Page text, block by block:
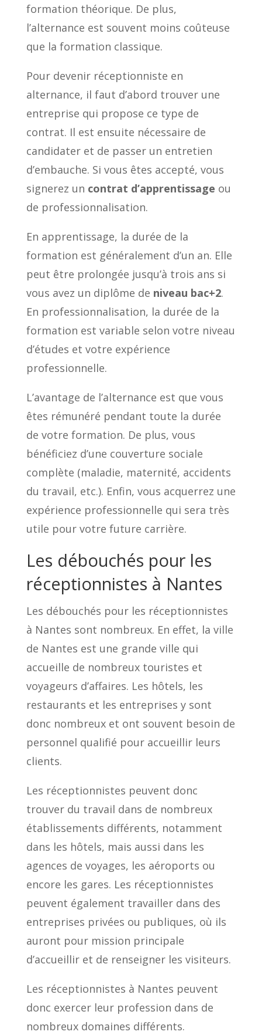
formation théorique. De plus,
l’alternance est souvent moins coûteuse
que la formation classique.
Pour devenir réceptionniste en
alternance, il faut d’abord trouver une
entreprise qui propose ce type de
contrat. Il est ensuite nécessaire de
candidater et de passer un entretien
d’embauche. Si vous êtes accepté, vous
signerez un contrat d’apprentissage ou
de professionnalisation.
En apprentissage, la durée de la
formation est généralement d’un an. Elle
peut être prolongée jusqu’à trois ans si
vous avez un diplôme de niveau bac+2.
En professionnalisation, la durée de la
formation est variable selon votre niveau
d’études et votre expérience
professionnelle.
L’avantage de l’alternance est que vous
êtes rémunéré pendant toute la durée
de votre formation. De plus, vous
bénéficiez d’une couverture sociale
complète (maladie, maternité, accidents
du travail, etc.). Enfin, vous acquerrez une
expérience professionnelle qui sera très
utile pour votre future carrière.
Les débouchés pour les
réceptionnistes à Nantes
Les débouchés pour les réceptionnistes
à Nantes sont nombreux. En effet, la ville
de Nantes est une grande ville qui
accueille de nombreux touristes et
voyageurs d’affaires. Les hôtels, les
restaurants et les entreprises y sont
donc nombreux et ont souvent besoin de
personnel qualifié pour accueillir leurs
clients.
Les réceptionnistes peuvent donc
trouver du travail dans de nombreux
établissements différents, notamment
dans les hôtels, mais aussi dans les
agences de voyages, les aéroports ou
encore les gares. Les réceptionnistes
peuvent également travailler dans des
entreprises privées ou publiques, où ils
auront pour mission principale
d’accueillir et de renseigner les visiteurs.
Les réceptionnistes à Nantes peuvent
donc exercer leur profession dans de
nombreux domaines différents.